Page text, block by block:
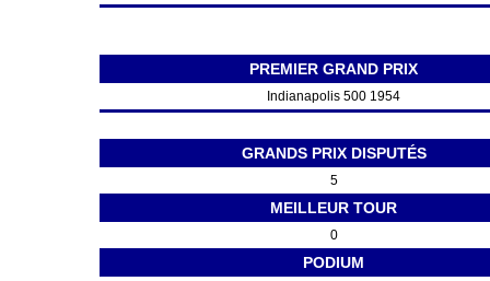
PREMIER GRAND PRIX
Indianapolis 500 1954
GRANDS PRIX DISPUTÉS
5
MEILLEUR TOUR
0
PODIUM